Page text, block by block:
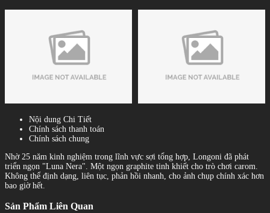
Nội dung Chi Tiết
Chính sách thanh toán
Chính sách chung
Nhờ 25 năm kinh nghiệm trong lĩnh vực sợi tổng hợp, Longoni đã phát
triển ngọn "Luna Nera". Một ngọn graphite tinh khiết cho trò chơi carom.
Không thể định dạng, liên tục, phản hồi nhanh, cho ảnh chụp chính xác hơn
bao giờ hết.
Sản Phẩm Liên Quan